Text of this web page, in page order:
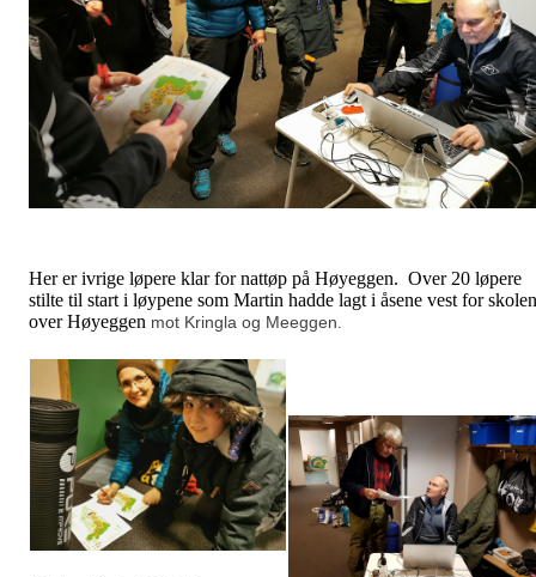
Her er ivrige løpere klar for nattøp på Høyeggen. Over 20 løpere
stilte til start i løypene som Martin hadde lagt i åsene vest for skolen
over Høyeggen mot Kringla og Meeggen.